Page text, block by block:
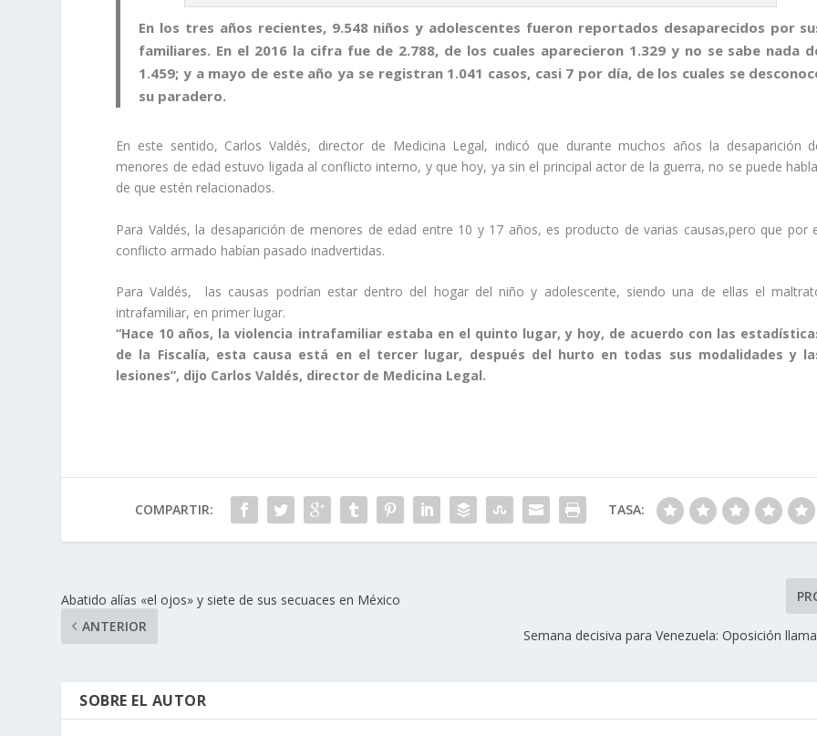
En los tres años recientes, 9.548 niños y adolescentes fueron reportados desaparecidos por
familiares. En el 2016 la cifra fue de 2.788, de los cuales aparecieron 1.329 y no se sabe nada
1.459; y a mayo de este año ya se registran 1.041 casos, casi 7 por día, de los cuales se
su paradero.
En este sentido, Carlos Valdés, director de Medicina Legal, indicó que durante muchos años la desaparición
menores de edad estuvo ligada al conflicto interno, y que hoy, ya sin el principal actor de la guerra, no se puede
de que estén relacionados.
Para Valdés, la desaparición de menores de edad entre 10 y 17 años, es producto de varias causas,pero que por
conflicto armado habían pasado inadvertidas.
Para Valdés, las causas podrían estar dentro del hogar del niño y adolescente, siendo una de ellas el
intrafamiliar, en primer lugar.
“Hace 10 años, la violencia intrafamiliar estaba en el quinto lugar, y hoy, de acuerdo con las
de la Fiscalía, esta causa está en el tercer lugar, después del hurto en todas sus modalidades y
lesiones”, dijo Carlos Valdés, director de Medicina Legal.
COMPARTIR: TASA:
Abatido alías «el ojos» y siete de sus secuaces en México
ANTERIOR
Semana decisiva para Venezuela: Oposición
SOBRE EL AUTOR